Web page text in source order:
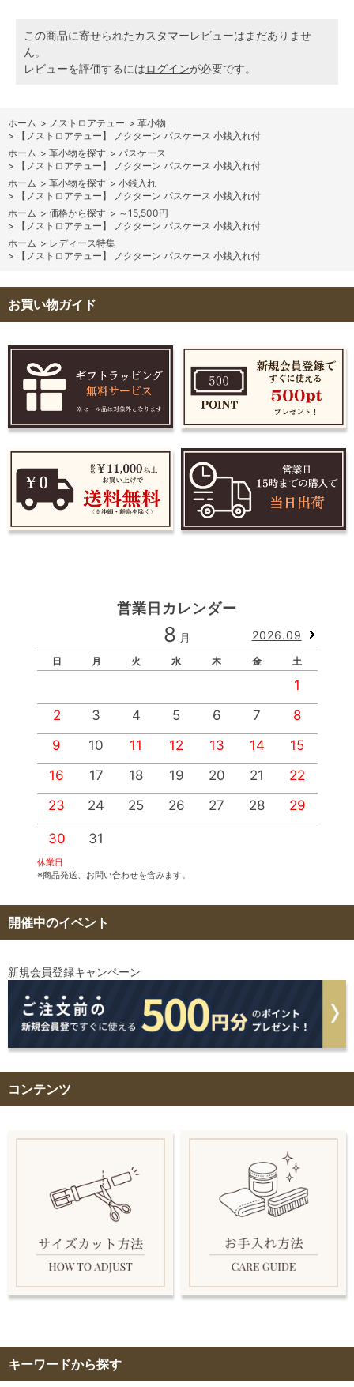
この商品に寄せられたカスタマーレビューはまだありませ
ん。
レビューを評価するにはログインが必要です。
ホーム > ノストロアテュー > 革小物
>
【ノストロアテュー】 ノクターン パスケース 小銭入れ付
ホーム > 革小物を探す > パスケース
>
【ノストロアテュー】 ノクターン パスケース 小銭入れ付
ホーム > 革小物を探す > 小銭入れ
>
【ノストロアテュー】 ノクターン パスケース 小銭入れ付
ホーム > 価格から探す > ～15,500円
>
【ノストロアテュー】 ノクターン パスケース 小銭入れ付
ホーム > レディース特集
>
【ノストロアテュー】 ノクターン パスケース 小銭入れ付
お買い物ガイド
営業日カレンダー
8 月 2026.09
日 月 火 水 木 金 土
1
2
3 4 5 6 7
8
9
10 11 12 13 14
15
16
17 18 19 20 21
22
23
24 25 26 27 28 29
30 31
休業日
※商品発送、お問い合わせを含みます。
開催中のイベント
新規会員登録キャンペーン
コンテンツ
キーワードから探す